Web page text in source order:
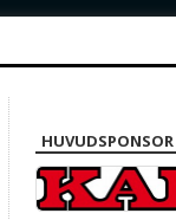
HUVUDSPONSOR